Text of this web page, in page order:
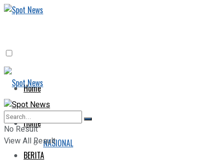
Home
BERITA
NASIONAL
Home
BERITA
No Result
View All Result